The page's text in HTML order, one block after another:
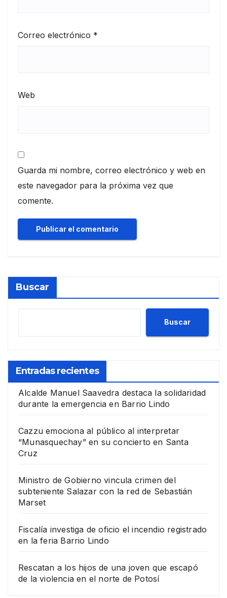
Correo electrónico *
Web
Guarda mi nombre, correo electrónico y web en
este navegador para la próxima vez que
comente.
Buscar
Buscar
Entradas recientes
Alcalde Manuel Saavedra destaca la solidaridad
durante la emergencia en Barrio Lindo
Cazzu emociona al público al interpretar
“Munasquechay” en su concierto en Santa
Cruz
Ministro de Gobierno vincula crimen del
subteniente Salazar con la red de Sebastián
Marset
Fiscalía investiga de oficio el incendio registrado
en la feria Barrio Lindo
Rescatan a los hijos de una joven que escapó
de la violencia en el norte de Potosí